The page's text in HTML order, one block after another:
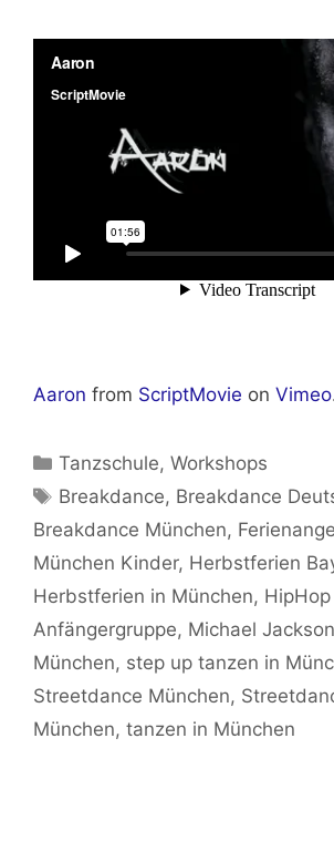
Aaron from ScriptMovie on Vimeo
Kategorien
Tanzschule,Workshops
Schlagwörter
Breakdance, Breakdance
Breakdance München,
München Kinder, Herbstferien
Herbstferien in München, HipHop
Anfängergruppe, Michael
München, step up tanzen in
Streetdance München,
München, tanzen in München